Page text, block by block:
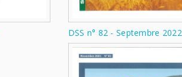
DE SOURCE SÛRE
AVIS DE RECRUTEMENT
DSS n° 82 - Septembre 2022